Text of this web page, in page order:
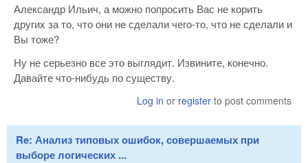
Александр Ильич, а можно попросить Вас не корить
других за то, что они не сделали чего-то, что не сделали и
Вы тоже?
Ну не серьезно все это выглядит. Извините, конечно.
Давайте что-нибудь по существу.
Log in or register to post comments
Re: Анализ типовых ошибок, совершаемых при
выборе логических ...